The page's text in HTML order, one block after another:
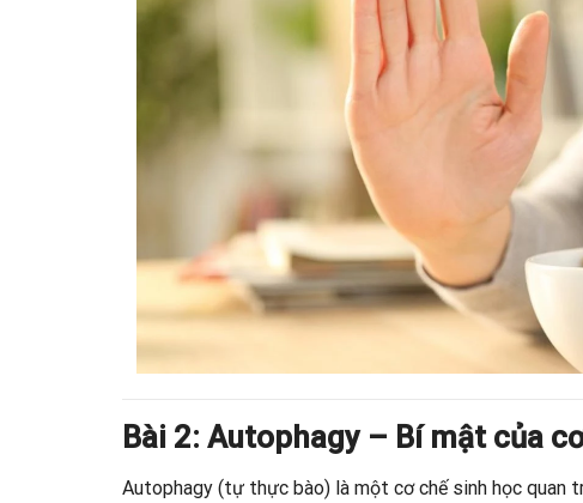
Bài 2: Autophagy – Bí mật của
Autophagy (tự thực bào) là một cơ chế sinh học quan